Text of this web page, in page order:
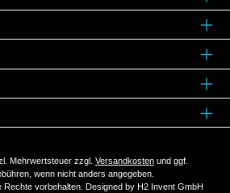
Mehrwertsteuer zzgl. Versandkosten und ggf.
wenn nicht anders angegeben.
Rechte vorbehalten. Designed by H2 Invent GmbH